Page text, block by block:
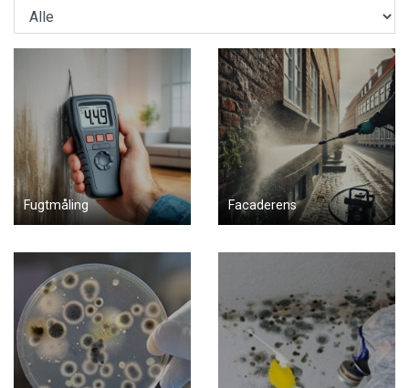
Fugtmåling Facaderens